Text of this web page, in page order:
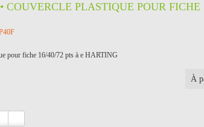
COUVERCLE PLASTIQUE POUR FICHE
pour fiche 16/40/72 pts à e HARTING
À